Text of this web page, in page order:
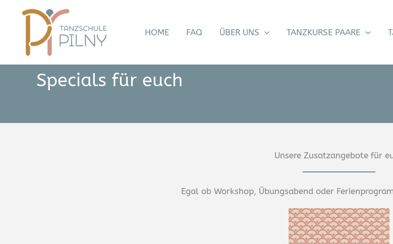
HOME FAQ ÜBER UNS TANZKURSE PAARE
Specials für euch
Unsere Zusatzangebote für
Egal ob Workshop, Übungsabend oder